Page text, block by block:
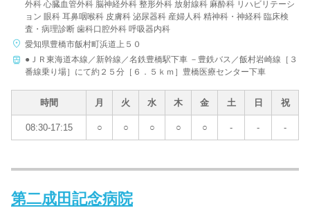
外科 心臓血管外科 脳神経外科 整形外科 放射線科 麻酔科 リハビリテーシ
ョン 眼科 耳鼻咽喉科 皮膚科 泌尿器科 産婦人科 精神科・神経科 臨床検
査・病理診断 歯科口腔外科 呼吸器内科
愛知県豊橋市飯村町浜道上５０
●ＪＲ東海道本線／新幹線／名鉄豊橋駅下車 －豊鉄バス／飯村岩崎線［３
番線乗り場］にて約２５分［６．５ｋｍ］豊橋医療センター下車
時間 月 火 水 木 金 土 日 祝
08:30-17:15 ○ ○ ○ ○ ○ - - -
第二成田記念病院